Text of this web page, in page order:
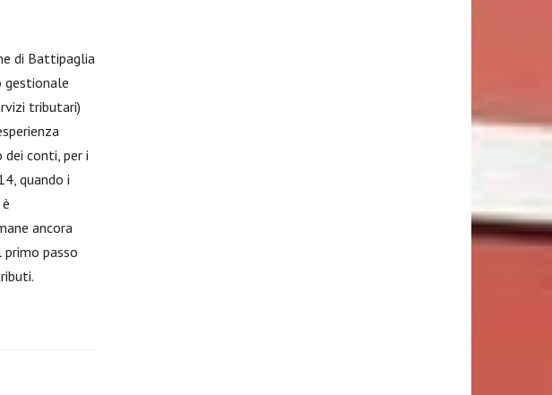
di Battipaglia
gestionale
tributari)
conti, per i
quando i
ancora
passo